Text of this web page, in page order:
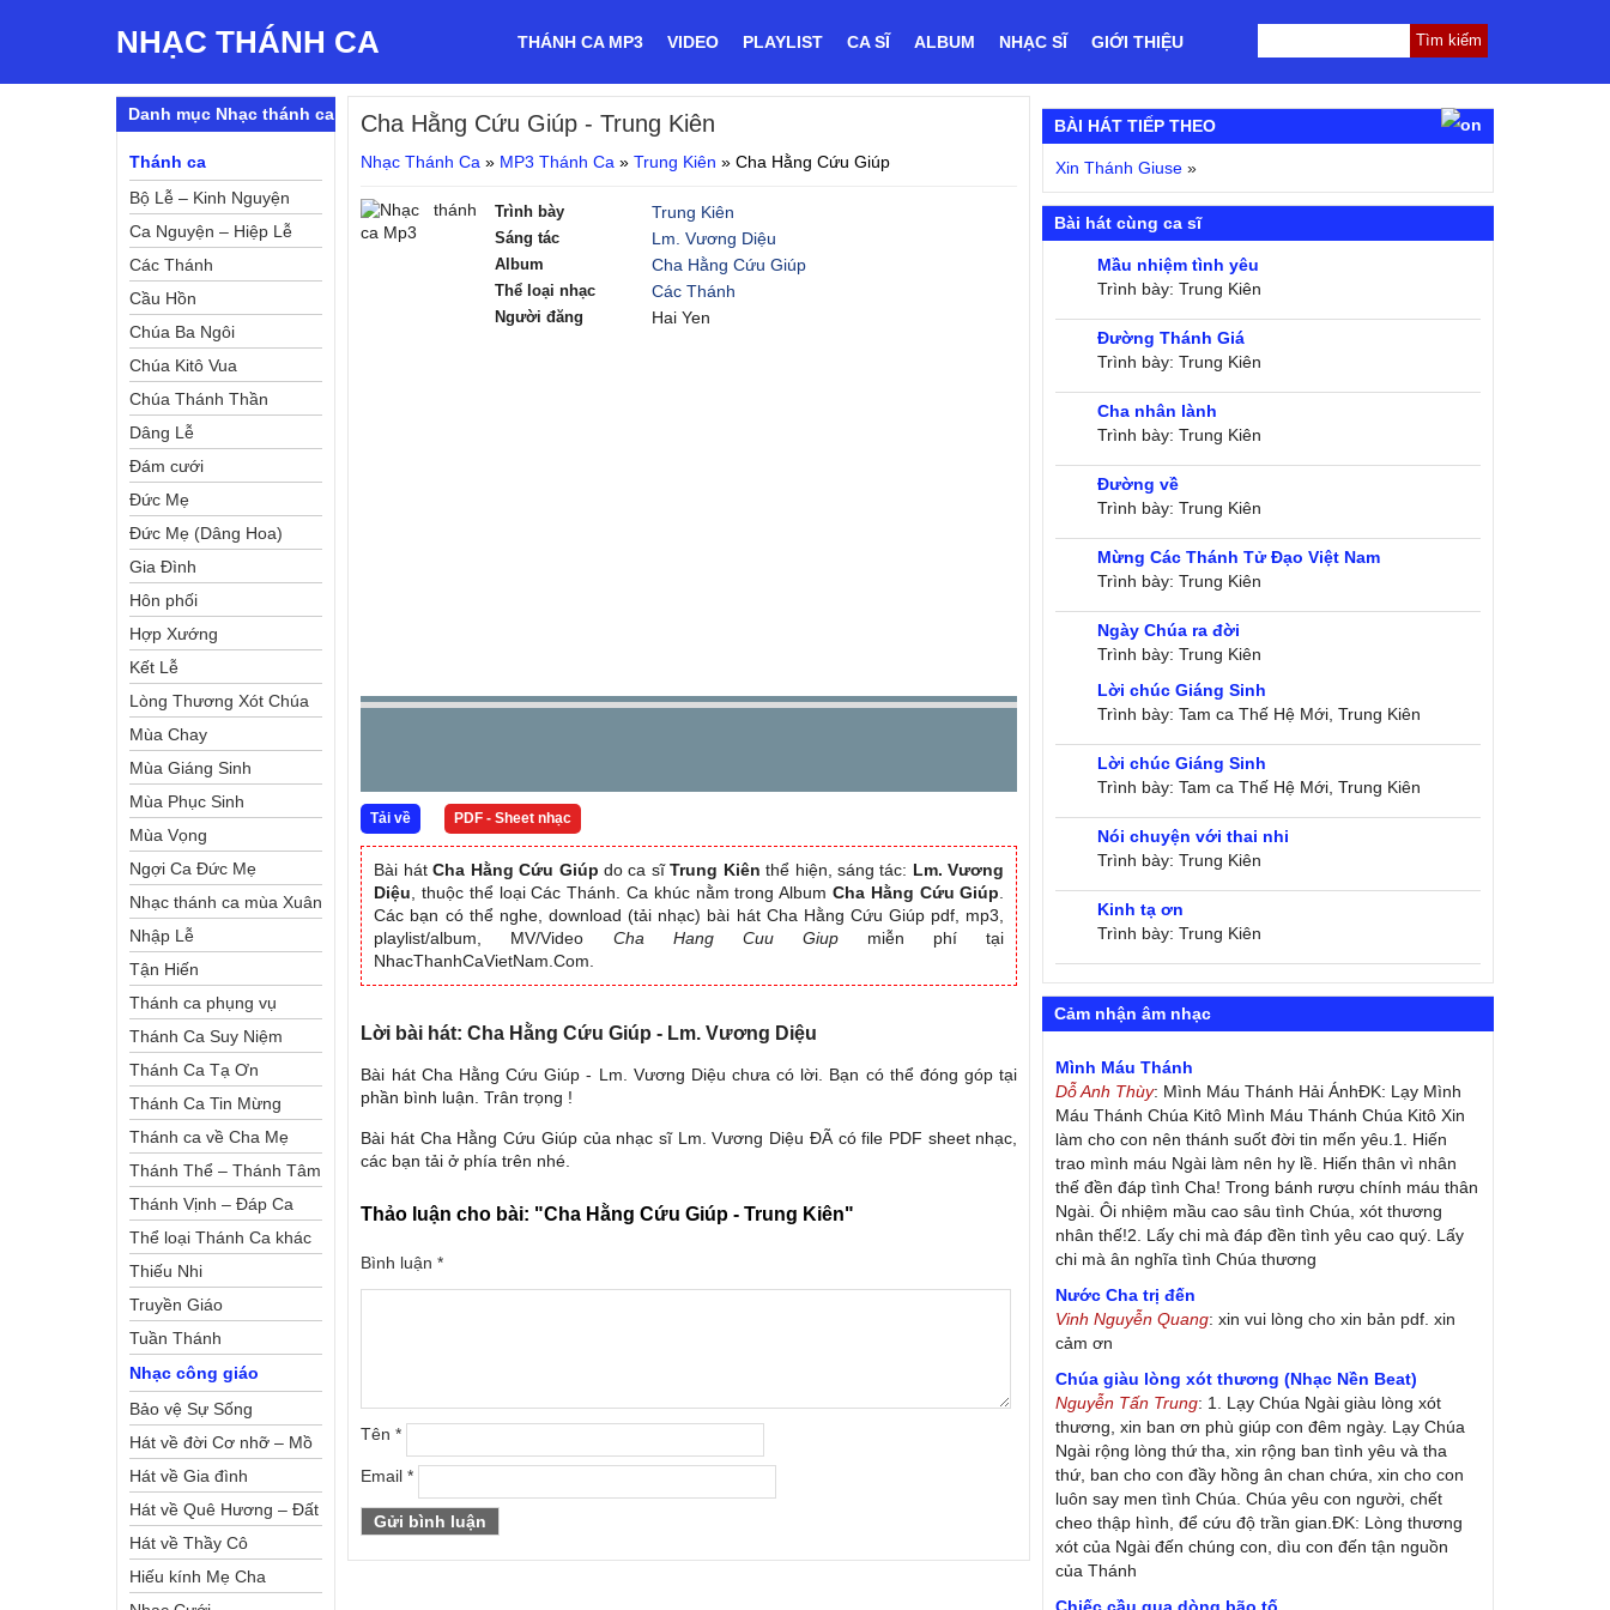
NHẠC THÁNH CA THÁNH CA MP3 VIDEO PLAYLIST CA SĨ ALBUM NHẠC SĨ GIỚI THIỆU
Cha Hằng Cứu Giúp - Trung Kiên
Nhạc Thánh Ca » MP3 Thánh Ca »Trung Kiên »Cha Hằng Cứu Giúp
Trình bày Trung Kiên
Sáng tác Lm. Vương Diệu
Album Cha Hằng Cứu Giúp
Thể loại nhạc Các Thánh
Người đăng Hai Yen
Tải về PDF - Sheet nhạc
Bài hátCha Hằng Cứu Giúp do ca sĩTrung Kiên thể hiện, sáng tác: Lm. Vương
Diệu , thuộc thể loại Các Thánh. Ca khúc nằm trong Album Cha Hằng Cứu Giúp
Các bạn có thể nghe, download (tải nhạc) bài hát Cha Hằng Cứu Giúp pdf, mp3,
playlist/album, MV/Video Cha Hang Cuu Giupmiễn phí tại
NhacThanhCaVietNam.Com.
Lời bài hát: Cha Hằng Cứu Giúp - Lm. Vương Diệu
Bài hát Cha Hằng Cứu Giúp - Lm. Vương Diệu chưa có lời. Bạn có thể đóng góp tại
phần bình luận. Trân trọng !
Bài hát Cha Hằng Cứu Giúp của nhạc sĩ Lm. Vương Diệu ĐÃ có file PDF sheet nhạc,
các bạn tải ở phía trên nhé.
Thảo luận cho bài: "Cha Hằng Cứu Giúp - Trung Kiên"
Bình luận*
Tên*
Email*
Danh mục Nhạc thánh ca
Thánh ca
Bộ Lễ – Kinh Nguyện
Ca Nguyện – Hiệp Lễ
Các Thánh
Cầu Hồn
Chúa Ba Ngôi
Chúa Kitô Vua
Chúa Thánh Thần
Dâng Lễ
Đám cưới
Đức Mẹ
Đức Mẹ (Dâng Hoa)
Gia Đình
Hôn phối
Hợp Xướng
Kết Lễ
Lòng Thương Xót Chúa
Mùa Chay
Mùa Giáng Sinh
Mùa Phục Sinh
Mùa Vọng
Ngợi Ca Đức Mẹ
Nhạc thánh ca mùa Xuân
Nhập Lễ
Tận Hiến
Thánh ca phụng vụ
Thánh Ca Suy Niệm
Thánh Ca Tạ Ơn
Thánh Ca Tin Mừng
Thánh ca về Cha Mẹ
Thánh Thể – Thánh Tâm
Thánh Vịnh – Đáp Ca
Thể loại Thánh Ca khác
Thiếu Nhi
Truyền Giáo
Tuần Thánh
Nhạc công giáo
Bảo vệ Sự Sống
Hát về đời Cơ nhỡ – Mồ
côi
Hát về Gia đình
Hát về Quê Hương – Đất
Nước
Hát về Thầy Cô
Hiếu kính Mẹ Cha
BÀI HÁT TIẾP THEO
Xin Thánh Giuse »
Bài hát cùng ca sĩ
Mầu nhiệm tình yêu
Trình bày: Trung Kiên
Đường Thánh Giá
Trình bày: Trung Kiên
Cha nhân lành
Trình bày: Trung Kiên
Đường về
Trình bày: Trung Kiên
Mừng Các Thánh Tử Đạo Việt Nam
Trình bày: Trung Kiên
Ngày Chúa ra đời
Trình bày: Trung Kiên
Lời chúc Giáng Sinh
Trình bày: Tam ca Thế Hệ Mới, Trung Kiên
Lời chúc Giáng Sinh
Trình bày: Tam ca Thế Hệ Mới, Trung Kiên
Nói chuyện với thai nhi
Trình bày: Trung Kiên
Kinh tạ ơn
Trình bày: Trung Kiên
Cảm nhận âm nhạc
Mình Máu Thánh
Dỗ Anh Thùy: Mình Máu Thánh Hải ÁnhĐK: Lạy Mình
Máu Thánh Chúa Kitô Mình Máu Thánh Chúa Kitô Xin
làm cho con nên thánh suốt đời tin mến yêu.1. Hiến
trao mình máu Ngài làm nên hy lề. Hiến thân vì nhân
thế đền đáp tình Cha! Trong bánh rượu chính máu thân
Ngài. Ôi nhiệm mầu cao sâu tình Chúa, xót thương
nhân thế!2. Lấy chi mà đáp đền tình yêu cao quý. Lấy
chi mà ân nghĩa tình Chúa thương
Nước Cha trị đến
Vinh Nguyễn Quang: xin vui lòng cho xin bản pdf. xin
cảm ơn
Chúa giàu lòng xót thương (Nhạc Nền Beat)
Nguyễn Tấn Trung: 1. Lạy Chúa Ngài giàu lòng xót
thương, xin ban ơn phù giúp con đêm ngày. Lạy Chúa
Ngài rộng lòng thứ tha, xin rộng ban tình yêu và tha
thứ, ban cho con đầy hồng ân chan chứa, xin cho con
luôn say men tình Chúa. Chúa yêu con người, chết
cheo thập hình, để cứu độ trần gian.ĐK: Lòng thương
xót của Ngài đến chúng con, dìu con đến tận nguồn
của Thánh